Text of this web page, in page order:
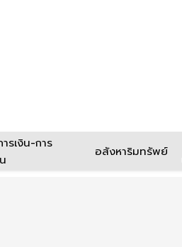
ารเงิน-การ
อสังหาริมทรัพย์